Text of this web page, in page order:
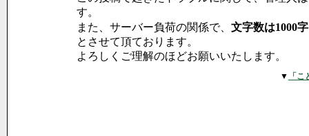
す。
また、サーバー負荷の関係で、 文字数は1000
とさせて頂ております。
よろしくご理解のほどお願いいたします。
▼ 「